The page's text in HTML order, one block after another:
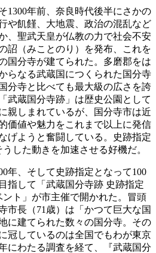
1300年前、奈良時代後半にさかの
や飢饉、大地震、政治の混乱など
、聖武天皇が仏教の力で社会不安
詔（みことのり）を発布、これを
国分寺が建てられた。多磨郡をは
らなる武蔵国につくられた国分寺
分寺と比べても最大級の広さを誇
武蔵国分寺跡」は歴史公園として
親しまれているが、国分寺市は近
価値や魅力をこれまで以上に発信
げようと奮闘している。史跡指定
した動きを加速させる好機だ。
年、そして史跡指定となって100
指して「武蔵国分寺跡 史跡指定
ント」が市主催で開かれた。冒頭
市長（71歳）は「かつて巨大な国
に建てられた数々の国分寺。その
冠しているのは全国でもわが東京
にわたる調査を経て、『武蔵国分